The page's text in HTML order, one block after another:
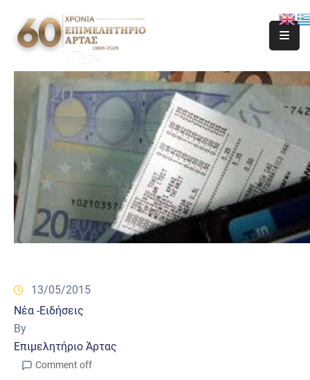
13/05/2015
Νέα -Ειδήσεις
By
Επιμελητήριο Άρτας
Comment off